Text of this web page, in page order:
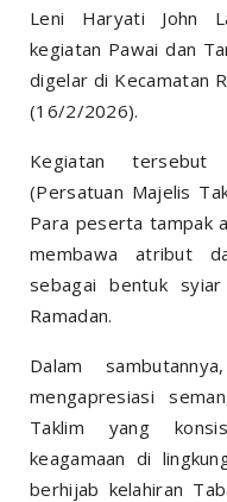
Leni Haryati John
kegiatan Pawai dan
digelar di Kecamatan
(16/2/2026).
Kegiatan tersebut
(Persatuan Majelis
Para peserta tampak
membawa atribut
sebagai bentuk
Ramadan.
Dalam
mengapresiasi
Taklim yang
keagamaan di
berhijab kelahiran